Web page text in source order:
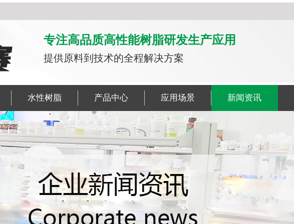
专注高品质高性能树脂研发生产应用
提供原料到技术的全程解决方案
水性树脂 产品中心 应用场景 新闻资讯